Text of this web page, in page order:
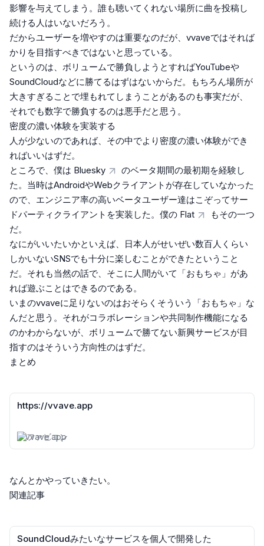
影響を与えてしまう。誰も聴いてくれない場所に曲を投稿し
続ける人はいないだろう。
だからユーザーを増やすのは重要なのだが、vvaveではそれば
かりを目指すべきではないと思っている。
というのは、ボリュームで勝負しようとすればYouTubeや
SoundCloudなどに勝てるはずはないからだ。もちろん場所が
大きすぎることで埋もれてしまうことがあるのも事実だが、
それでも数字で勝負するのは悪手だと思う。
密度の濃い体験を実装する
人が少ないのであれば、その中でより密度の濃い体験ができ
ればいいはずだ。
ところで、僕は Bluesky
のベータ期間の最初期を経験し
た。当時はAndroidやWebクライアントが存在していなかった
ので、エンジニア率の高いベータユーザー達はこぞってサー
ドパーティクライアントを実装した。僕の Flat
もその一つ
だ。
なにがいいたいかといえば、日本人がせいぜい数百人くらい
しかいないSNSでも十分に楽しむことができたということ
だ。それも当然の話で、そこに人間がいて「おもちゃ」があ
れば遊ぶことはできるのである。
いまのvvaveに足りないのはおそらくそういう「おもちゃ」な
んだと思う。それがコラボレーションや共同制作機能になる
のかわからないが、ボリュームで勝てない新興サービスが目
指すのはそういう方向性のはずだ。
まとめ
https://vvave.app
vvave.app
なんとかやっていきたい。
関連記事
SoundCloudみたいなサービスを個人で開発した